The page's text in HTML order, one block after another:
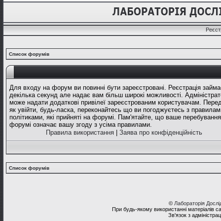
Список форумів
Для входу на форум ви повинні бути зареєстровані. Реєстрація
декілька секунд але надає вам більш широкі можливості.
може надати додаткові привілеї зареєстрованим користувачам.
як увійти, будь-ласка, переконайтесь що ви погоджуєтесь з
політиками, які прийняті на форумі. Пам'ятайте, що ваше
форумі означає вашу згоду з усіма правилами.
Правила використання
Заява про конфіденційність
Список форумів
© Лабораторія
При будь-якому використанні матеріалів
Зв'язок з